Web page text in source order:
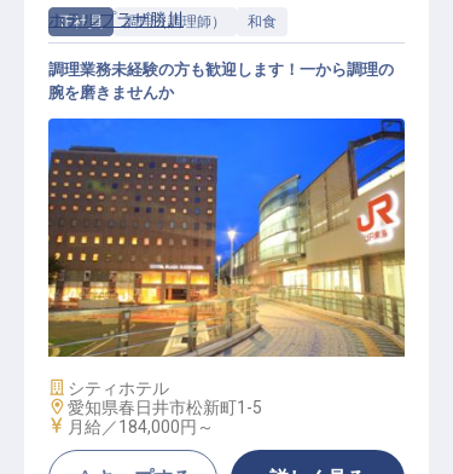
正社員 調理（調理師） 和食
和食調理
ホテルプラザ勝川
調理業務未経験の方も歓迎します！一から調理の
腕を磨きませんか
施設業態
シティホテル
勤務地
愛知県春日井市松新町1-5
給与
月給／184,000円～